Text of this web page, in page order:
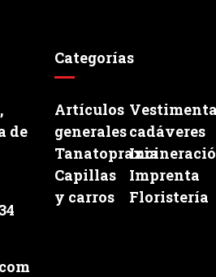
de
Categorías
Artículos
generalescadáveres
Tanatopraxia
Capillas
y carros
Imprenta
Floristería